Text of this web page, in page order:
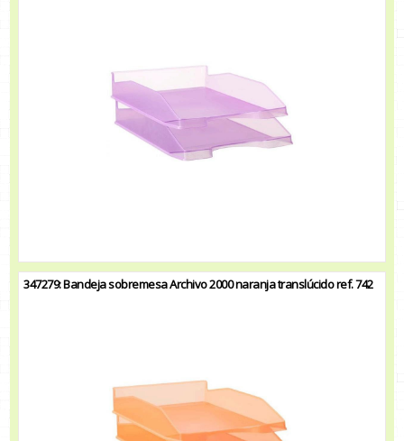
347279: Bandeja sobremesa Archivo 2000 naranja translúcido ref. 742